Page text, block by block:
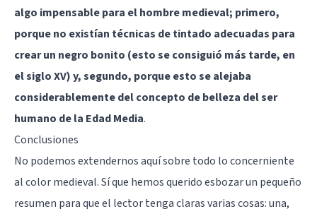
algo impensable para el hombre medieval; primero,
porque no existían técnicas de tintado adecuadas para
crear un negro bonito (esto se consiguió más tarde, en
el siglo XV) y, segundo, porque esto se alejaba
considerablemente del concepto de belleza del ser
humano de la Edad Media.
Conclusiones
No podemos extendernos aquí sobre todo lo concerniente
al color medieval. Sí que hemos querido esbozar un pequeño
resumen para que el lector tenga claras varias cosas: una,